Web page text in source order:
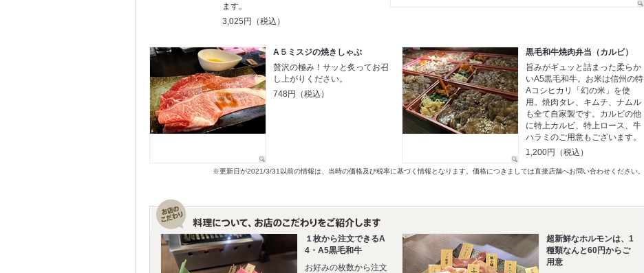
ます。
3,025円（税込）
A５ミスジの焼きしゃぶ
贅沢の極み！サッと炙ってお召
し上がりください。
748円（税込）
黒毛和牛焼肉弁当（カルビ）
旨みがギュッと詰まった柔らか
いA5黒毛和牛。お米は信州の特
Aコシヒカリ「幻の米」を使
用。焼肉タレ、キムチ、ナムル
も全て自家製です。カルビの他
に特上カルビ、特上ロース、牛
ハラミのご用意もございます。
1,200円（税込）
※更新日が2021/3/31以前の情報は、当時の価格及び税率に基づく情報となります。価格につきましては直接店舗へお問い合わせください。
１枚から注文できるA
4・A5黒毛和牛
お好みの枚数から注文
超新鮮なホルモンは、1
種類なんと60円からご
用意